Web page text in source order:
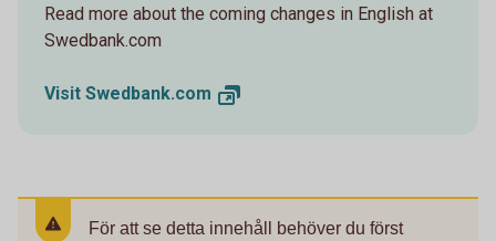
Read more about the coming changes in English at
Swedbank.com
Visit Swedbank.com
För att se detta innehåll behöver du först